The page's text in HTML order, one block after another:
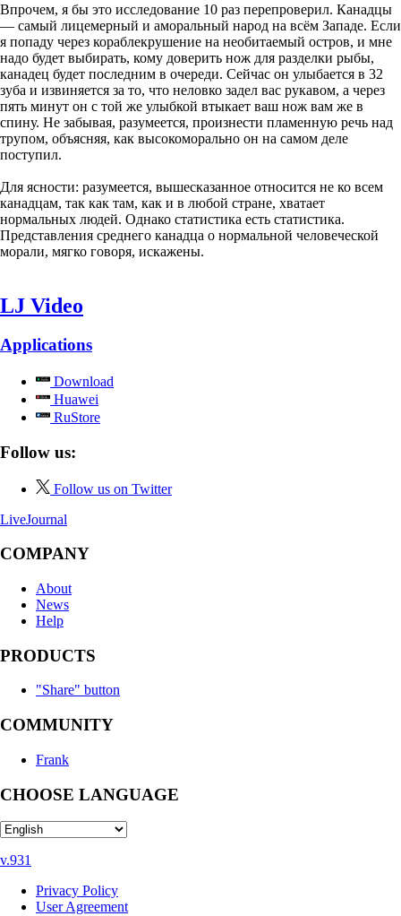
Впрочем, я бы это исследование 10 раз перепроверил. Канадцы
— самый лицемерный и аморальный народ на всём Западе. Если
я попаду через кораблекрушение на необитаемый остров, и мне
надо будет выбирать, кому доверить нож для разделки рыбы,
канадец будет последним в очереди. Сейчас он улыбается в 32
зуба и извиняется за то, что неловко задел вас рукавом, а через
пять минут он с той же улыбкой втыкает ваш нож вам же в
спину. Не забывая, разумеется, произнести пламенную речь над
трупом, объясняя, как высокоморально он на самом деле
поступил.
Для ясности: разумеется, вышесказанное относится не ко всем
канадцам, так как там, как и в любой стране, хватает
нормальных людей. Однако статистика есть статистика.
Представления среднего канадца о нормальной человеческой
морали, мягко говоря, искажены.
LJ Video
Applications
Download
Huawei
RuStore
Follow us:
Follow us on Twitter
LiveJournal
COMPANY
About
News
Help
PRODUCTS
"Share" button
COMMUNITY
Frank
CHOOSE LANGUAGE
v.931
Privacy Policy
User Agreement